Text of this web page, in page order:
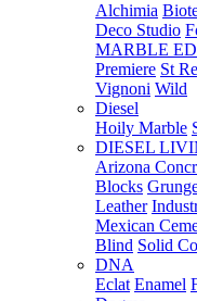
Alchimia
Deco Studio
MARBLE
Premiere St
Vignoni Wild
Diesel
Hoily Marble
DIESEL
Arizona
Blocks
Leather
Mexican
Blind Solid
DNA
Eclat Enamel